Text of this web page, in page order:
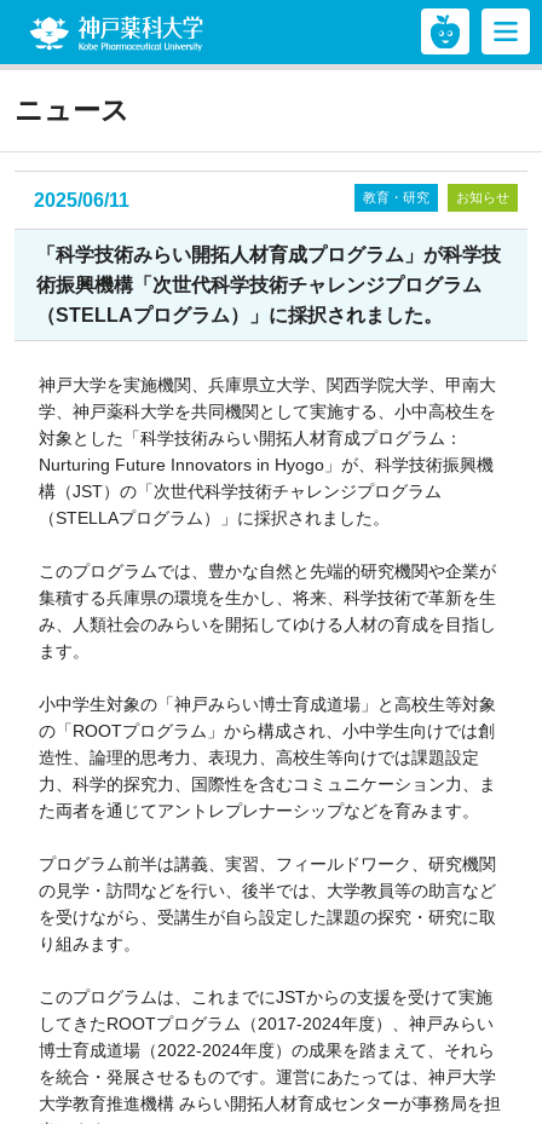
ニュース
2025/06/11 お知らせ
教育・研究
「科学技術みらい開拓人材育成プログラム」が科学技
術振興機構「次世代科学技術チャレンジプログラム
（STELLAプログラム）」に採択されました。
神戸大学を実施機関、兵庫県立大学、関西学院大学、甲南大
学、神戸薬科大学を共同機関として実施する、小中高校生を
対象とした「科学技術みらい開拓人材育成プログラム：
Nurturing Future Innovators in Hyogo」が、科学技術振興機
構（JST）の「次世代科学技術チャレンジプログラム
（STELLAプログラム）」に採択されました。
このプログラムでは、豊かな自然と先端的研究機関や企業が
集積する兵庫県の環境を生かし、将来、科学技術で革新を生
み、人類社会のみらいを開拓してゆける人材の育成を目指し
ます。
小中学生対象の「神戸みらい博士育成道場」と高校生等対象
の「ROOTプログラム」から構成され、小中学生向けでは創
造性、論理的思考力、表現力、高校生等向けでは課題設定
力、科学的探究力、国際性を含むコミュニケーション力、ま
た両者を通じてアントレプレナーシップなどを育みます。
プログラム前半は講義、実習、フィールドワーク、研究機関
の見学・訪問などを行い、後半では、大学教員等の助言など
を受けながら、受講生が自ら設定した課題の探究・研究に取
り組みます。
このプログラムは、これまでにJSTからの支援を受けて実施
してきたROOTプログラム（2017-2024年度）、神戸みらい
博士育成道場（2022-2024年度）の成果を踏まえて、それら
を統合・発展させるものです。運営にあたっては、神戸大学
大学教育推進機構 みらい開拓人材育成センターが事務局を担
神戸薬科大学